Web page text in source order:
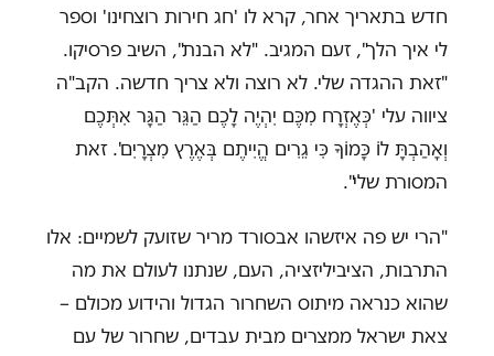
חדש בתאריך אחר, קרא לו 'חג חירות רוצחינו' וספר
לי איך הלך", זעם המגיב. "לא הבנת", השיב פרסיקו.
"זאת ההגדה שלי. לא רוצה ולא צריך חדשה. הקב"ה
ציווה עלי 'כְּאֶזְרָח מִכֶּם יִהְיֶה לָכֶם הַגֵּר הַגָּר אִתְּכֶם
וְאָהַבְתָּ לוֹ כָּמוֹךָ כִּי גֵרִים הֱיִיתֶם בְּאֶרֶץ מִצְרָיִם'. זאת
המסורת שלי".
"הרי יש פה איזשהו אבסורד מריר שזועק לשמיים: אלו
התרבות, הציביליזציה, העם, שנתנו לעולם את מה
שהוא כנראה מיתוס השחרור הגדול והידוע מכולם –
צאת ישראל ממצרים מבית עבדים, שחרור של עם